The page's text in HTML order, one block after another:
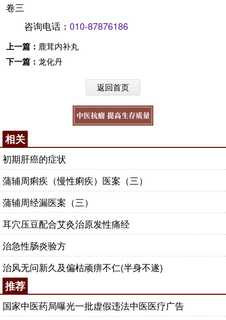
卷三
咨询电话： 010-87876186
上一篇： 鹿茸内补丸
下一篇： 龙化丹
返回首页
相关
初期肝癌的症状
蒲辅周痢疾（慢性痢疾）医案（三）
蒲辅周经漏医案（三）
耳穴压豆配合艾灸治原发性痛经
治急性肠炎验方
治风无问新久及偏枯顽痹不仁(半身不遂)
推荐
国家中医药局曝光一批虚假违法中医医疗广告